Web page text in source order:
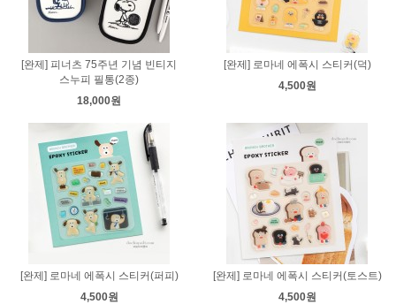
[완제] 피너츠 75주년 기념 빈티지
스누피 필통(2종)
18,000원
[완제] 로마네 에폭시 스티커(덕)
4,500원
[완제] 로마네 에폭시 스티커(퍼피)
4,500원
[완제] 로마네 에폭시 스티커(토스트)
4,500원